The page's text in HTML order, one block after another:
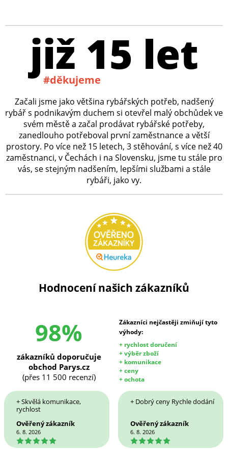
již 15 let
#děkujeme
Začali jsme jako většina rybářských potřeb, nadšený
rybář s podnikavým duchem si otevřel malý obchůdek ve
svém městě a začal prodávat rybářské potřeby,
zanedlouho potřeboval první zaměstnance a větší
prostory. Po více než 15 letech, 3 stěhování, s více než 40
zaměstnanci, v Čechách i na Slovensku, jsme tu stále pro
vás, se stejným nadšením, lepšími službami a stále
rybáři, jako vy.
Hodnocení našich zákazníků
98%
Zákazníci nejčastěji zmiňují tyto
výhody:
+ rychlost doručení
+ výběr zboží
+ komunikace
+ ceny
+ ochota
zákazníků doporučuje
obchod Parys.cz
(přes 11 500 recenzí)
+ Skvělá komunikace,
rychlost
Ověřený zákazník
6. 8. 2026
5
+ Dobrý ceny Rychle dodání
Ověřený zákazník
6. 8. 2026
5